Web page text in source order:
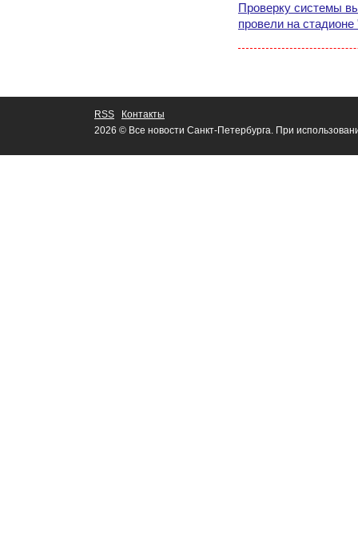
Проверку системы
провели на
RSS
Контакты
2026 © Все новости Санкт-Петербурга. При